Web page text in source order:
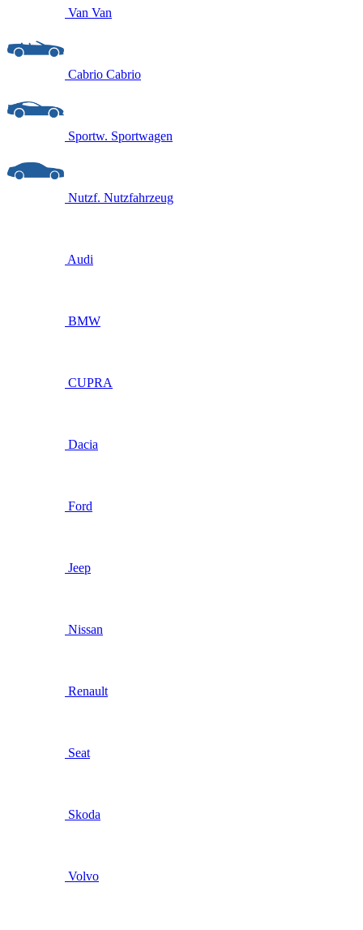
Van Van
Cabrio Cabrio
Sportw. Sportwagen
Nutzf. Nutzfahrzeug
Audi
BMW
CUPRA
Dacia
Ford
Jeep
Nissan
Renault
Seat
Skoda
Volvo